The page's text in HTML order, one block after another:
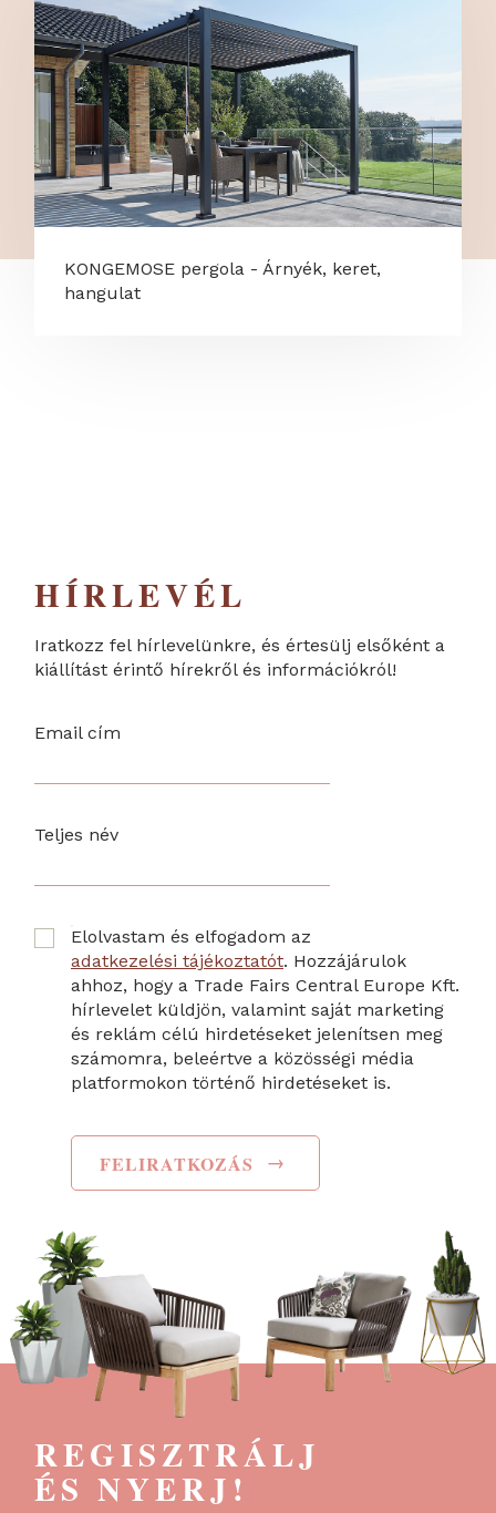
KONGEMOSE pergola - Árnyék, keret,
hangulat
HÍRLEVÉL
Iratkozz fel hírlevelünkre, és értesülj elsőként a
kiállítást érintő hírekről és információkról!
Email cím
Teljes név
Elolvastam és elfogadom az
adatkezelési tájékoztatót. Hozzájárulok
ahhoz, hogy a Trade Fairs Central Europe Kft.
hírlevelet küldjön, valamint saját marketing
és reklám célú hirdetéseket jelenítsen meg
számomra, beleértve a közösségi média
platformokon történő hirdetéseket is.
FELIRATKOZÁS →
REGISZTRÁLJ
ÉS NYERJ!